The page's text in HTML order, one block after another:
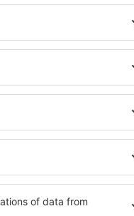
alege dintr-o ofertă
pentru o singură
și grupuri. Oaspeţii
care oferă intimitate
Facilitățile din
public,
sau distracţie,
cazare de lux în
potrivească. Veți găsi
de afaceri la
cu facilități pentru
precum și pentru cei